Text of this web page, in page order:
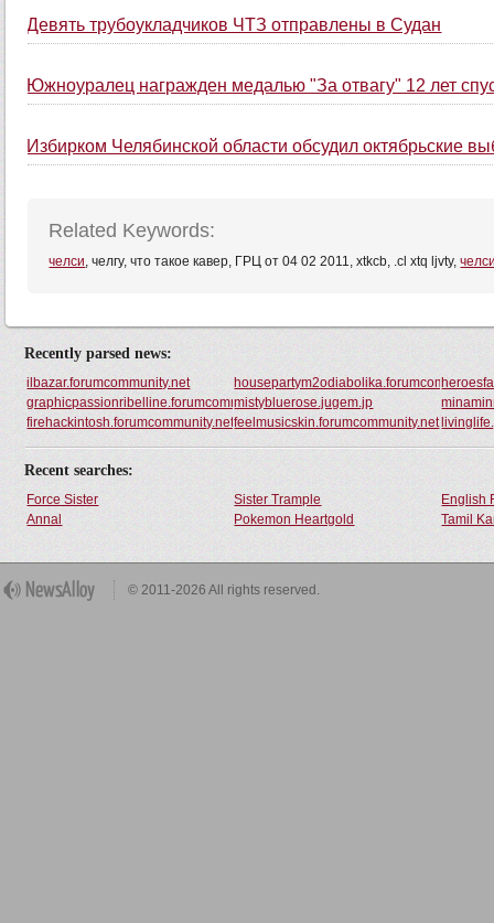
Девять трубоукладчиков ЧТЗ отправлены в Судан
Южноуралец награжден медалью "За отвагу" 12 лет
Избирком Челябинской области обсудил октябрьские
Related Keywords:
челси, челгу, что такое кавер, ГРЦ от 04 02 2011, xtkcb, .cl xtq ljvty,
Recently parsed news:
ilbazar.forumcommunity.net
graphicpassionribelline.forumcommunity.netmistybluerose.jugem.jp
firehackintosh.forumcommunity.netfeelmusicskin.forumcommunity.net
Recent searches:
Force Sister Sister Trample
English
Annal
Pokemon Heartgold Tamil
© 2011-2026 All rights reserved.